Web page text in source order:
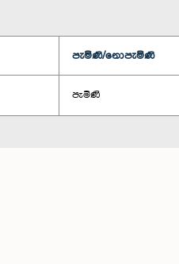
පැමිණි/නොපැමිණි
පැමිණි